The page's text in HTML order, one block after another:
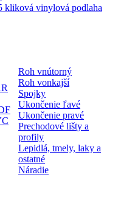
kliková vinylová podlaha
Roh vnútorný
Roh vonkajší
Spojky
Ukončenie ľavé
Ukončenie pravé
Prechodové lišty a
profily
Lepidlá, tmely, laky a
ostatné
Náradie